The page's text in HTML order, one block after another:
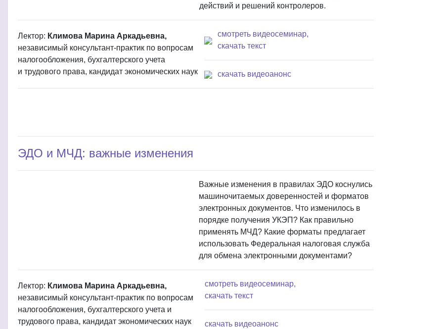
действий и решений контролеров.
Лектор: Климова Марина Аркадьевна,
независимый консультант-практик по вопросам
налогообложения, бухгалтерского учета
и трудового права, кандидат экономических наук
смотреть видеосеминар,
скачать текст
скачать видеоанонс
ЭДО и МЧД: важные изменения
Важные изменения в правилах ЭДО коснулись
машиночитаемых доверенностей и форматов
электронных документов. Что изменилось в
порядке получения УКЭП? Как правильно
применять МЧД? Какие форматы предлагает
использовать Федеральная налоговая служба
для обмена электронными документами?
Лектор: Климова Марина Аркадьевна,
независимый консультант-практик по вопросам
налогообложения, бухгалтерского учета и
трудового права, кандидат экономических наук
смотреть видеосеминар,
скачать текст
скачать видеоанонс